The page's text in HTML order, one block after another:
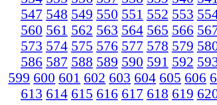
547 548 549 550 551 552 553
560 561 562 563 564 565 566
573 574 575 576 577 578 579
586 587 588 589 590 591 592
599 600 601 602 603 604 605 606
613 614 615 616 617 618 619